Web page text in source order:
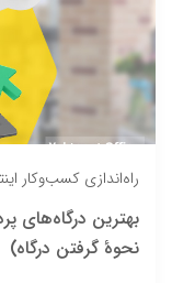
راه‌اندازی کسب‌وکار
بهترین درگاه‌های
نحوهٔ گرفتن درگاه)